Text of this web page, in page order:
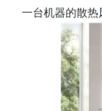
一台机器的散